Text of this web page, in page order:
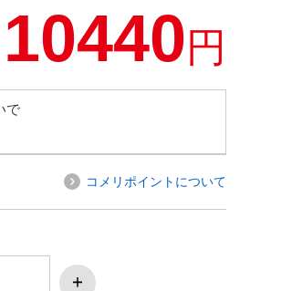
10440円
で
コメリポイントについて